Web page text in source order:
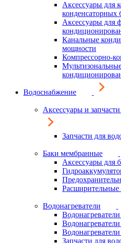
Аксессуары для
конденсаторных
Аксессуары для
Канальные
мощности
Компрессорно-
Водоснабжение
Аксессуары и
Запчасти для
Баки мембранные
Аксессуары для
Расширительные
Водонагреватели
Запчасти для